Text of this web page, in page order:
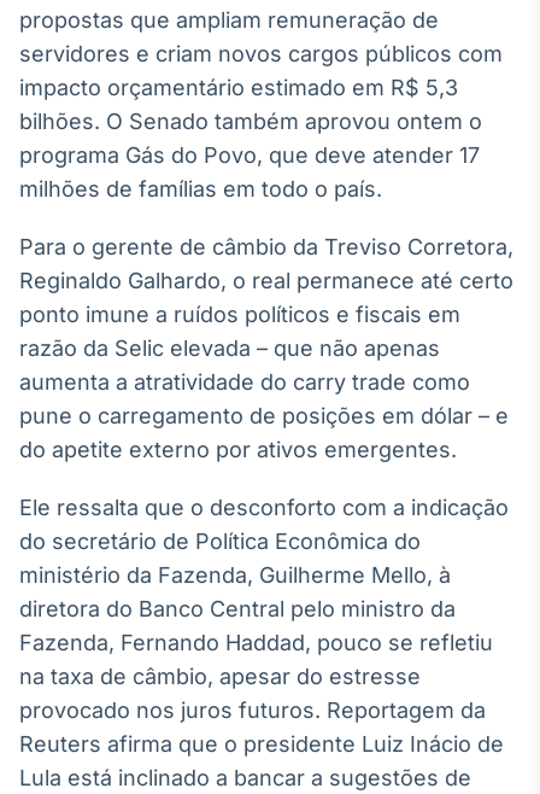
funcionalidades
Broadcast
Wallboard
Conteúdos e
displays e telas
Broadcast
Curadoria
conteúdos
noticiosos
Soluções de
Tecnologia
Broadcast
Monitoramento
inteligente de
notícias e
conteúdos
Broadcast
Fundos
A melhor
plataforma para
analisar fundos
no Brasil
propostas que ampliam remuneração de
servidores e criam novos cargos públicos com
impacto orçamentário estimado em R$ 5,3
bilhões. O Senado também aprovou ontem o
programa Gás do Povo, que deve atender 17
milhões de famílias em todo o país.
Para o gerente de câmbio da Treviso Corretora,
Reginaldo Galhardo, o real permanece até certo
ponto imune a ruídos políticos e fiscais em
razão da Selic elevada – que não apenas
aumenta a atratividade do carry trade como
pune o carregamento de posições em dólar – e
do apetite externo por ativos emergentes.
Ele ressalta que o desconforto com a indicação
do secretário de Política Econômica do
ministério da Fazenda, Guilherme Mello, à
diretora do Banco Central pelo ministro da
Fazenda, Fernando Haddad, pouco se refletiu
na taxa de câmbio, apesar do estresse
provocado nos juros futuros. Reportagem da
Reuters afirma que o presidente Luiz Inácio de
Lula está inclinado a bancar a sugestões de